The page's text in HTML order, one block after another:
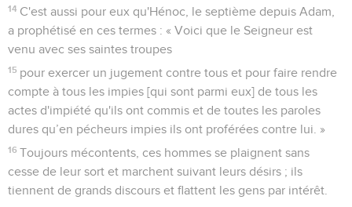
14 C'est aussi pour eux qu'Hénoc, le septième depuis Adam,
a prophétisé en ces termes : « Voici que le Seigneur est
venu avec ses saintes troupes
15 pour exercer un jugement contre tous et pour faire rendre
compte à tous les impies [qui sont parmi eux] de tous les
actes d'impiété qu'ils ont commis et de toutes les paroles
dures qu’en pécheurs impies ils ont proférées contre lui. »
16 Toujours mécontents, ces hommes se plaignent sans
cesse de leur sort et marchent suivant leurs désirs ; ils
tiennent de grands discours et flattent les gens par intérêt.